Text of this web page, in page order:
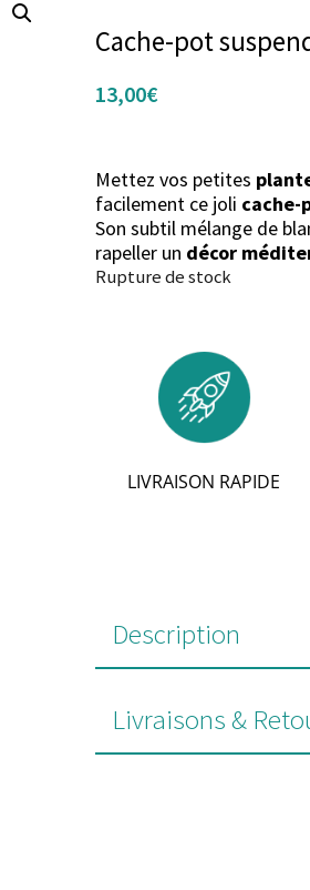
Cache-pot
13,00€
Mettez vos petites
facilement ce joli cache-
Son subtil mélange de
rapeller un décor
Rupture de stock
LIVRAISON RAPIDE
Description
Livraisons &